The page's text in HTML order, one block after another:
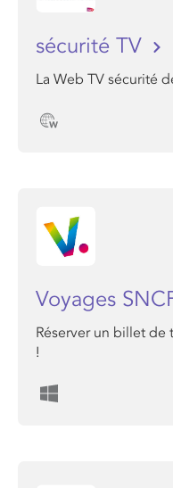
sécurité TV
La Web TV sécurité
Voyages
Réserver un billet de
!